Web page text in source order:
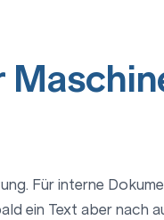
Für interne
ein Text aber nach